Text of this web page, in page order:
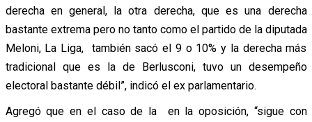
derecha en general, la otra derecha, que es una derecha
bastante extrema pero no tanto como el partido de la diputada
Meloni, La Liga, también sacó el 9 o 10% y la derecha más
tradicional que es la de Berlusconi, tuvo un desempeño
electoral bastante débil”, indicó el ex parlamentario.
Agregó que en el caso de la en la oposición, “sigue con